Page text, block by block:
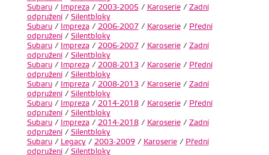
Subaru/ Impreza/ 2003-2005/ Karoserie/ Zadní
odpružení/ Silentbloky
Subaru/ Impreza/ 2006-2007/ Karoserie/ Přední
odpružení/ Silentbloky
Subaru/ Impreza/ 2006-2007/ Karoserie/ Zadní
odpružení/ Silentbloky
Subaru/ Impreza/ 2008-2013/ Karoserie/ Přední
odpružení/ Silentbloky
Subaru/ Impreza/ 2008-2013/ Karoserie/ Zadní
odpružení/ Silentbloky
Subaru/ Impreza/ 2014-2018/ Karoserie/ Přední
odpružení/ Silentbloky
Subaru/ Impreza/ 2014-2018/ Karoserie/ Zadní
odpružení/ Silentbloky
Subaru/ Legacy/ 2003-2009/ Karoserie/ Přední
odpružení/ Silentbloky